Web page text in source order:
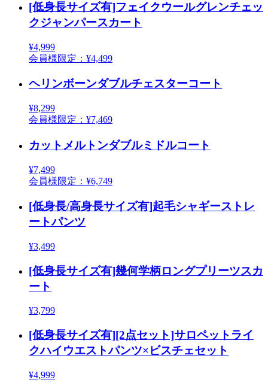
[低身長サイズ有]フェイクウールグレンチェッ
クジャンパースカート
¥4,999
会員様限定：¥4,499
ヘリンボーンダブルチェスターコート
¥8,299
会員様限定：¥7,469
カットメルトンダブルミドルコート
¥7,499
会員様限定：¥6,749
[低身長/高身長サイズ有]起毛シャギーストレ
ートパンツ
¥3,499
[低身長サイズ有]幾何学柄ロングプリーツスカ
ート
¥3,799
[低身長サイズ有][2点セット]サロペットライ
クハイウエストパンツ×ビスチェセット
¥4,999